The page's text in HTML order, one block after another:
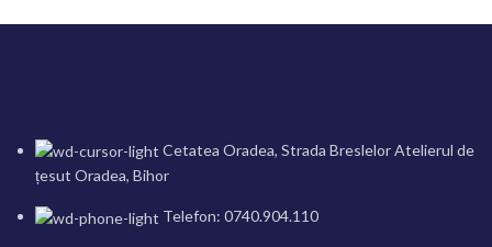
Cetatea Oradea, Strada Breslelor Atelierul de
țesut Oradea, Bihor
Telefon: 0740.904.110